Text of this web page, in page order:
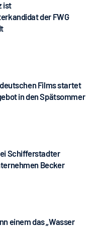
ist
der FWG
Films startet
in den Spätsommer
Schifferstadter
Becker
einem das „Wasser